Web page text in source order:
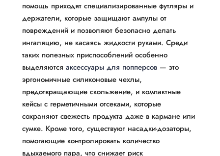
помощь приходят специализированные футляры и
держатели, которые защищают ампулы от
повреждений и позволяют безопасно делать
ингаляцию, не касаясь жидкости руками. Среди
таких полезных приспособлений особенно
выделяются аксессуары для попперсов — это
эргономичные силиконовые чехлы,
предотвращающие скольжение, и компактные
кейсы с герметичными отсеками, которые
сохраняют свежесть продукта даже в кармане или
сумке. Кроме того, существуют насадки-дозаторы,
помогающие контролировать количество
вдыхаемого пара, что снижает риск